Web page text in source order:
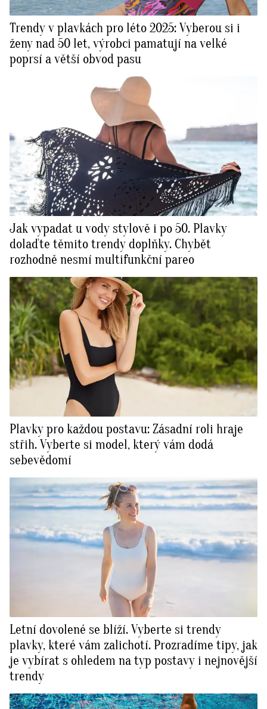
Trendy v plavkách pro léto 2025: Vyberou si i
ženy nad 50 let, výrobci pamatují na velké
poprsí a větší obvod pasu
Jak vypadat u vody stylově i po 50. Plavky
dolaďte těmito trendy doplňky. Chybět
rozhodně nesmí multifunkční pareo
Plavky pro každou postavu: Zásadní roli hraje
střih. Vyberte si model, který vám dodá
sebevědomí
Letní dovolené se blíží. Vyberte si trendy
plavky, které vám zalichotí. Prozradíme tipy, jak
je vybírat s ohledem na typ postavy i nejnovější
trendy